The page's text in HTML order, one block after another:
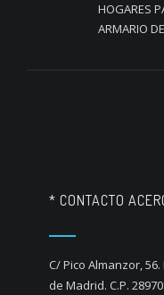
HOGARES
ARMARIO
* CONTACTO
C/ Pico Almanzor,
de Madrid. C.P.